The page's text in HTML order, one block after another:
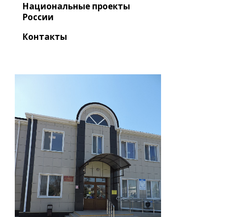
Национальные проекты
России
Контакты